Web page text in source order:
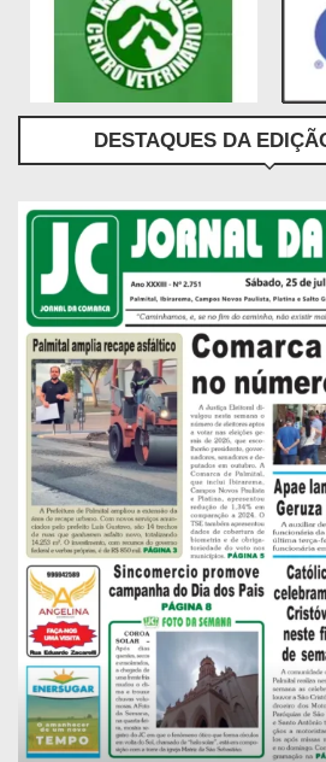
DESTAQUES DA